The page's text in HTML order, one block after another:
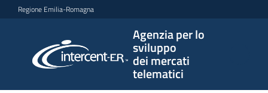
Vai al contenuto
Vai alla navigazione
Vai al footer
Regione Emilia-Romagna
Agenzia per lo
sviluppo
dei mercati
telematici
per lo
sviluppo